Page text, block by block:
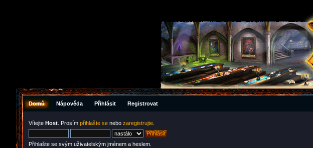
Domů Nápověda Přihlásit Registrovat
Vítejte Host . Prosím přihlašte se nebo zaregistrujte
Přihlašte se svým uživatelským jménem a heslem.